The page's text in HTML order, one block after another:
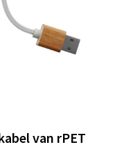
van rPET